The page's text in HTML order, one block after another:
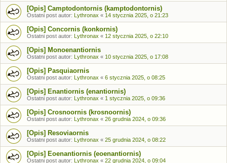
[Opis] Camptodontornis (kamptodontornis)
Ostatni post autor: Lythronax « 14 stycznia 2025, o 21:23
[Opis] Concornis (konkornis)
Ostatni post autor: Lythronax « 12 stycznia 2025, o 22:10
[Opis] Monoenantiornis
Ostatni post autor: Lythronax « 10 stycznia 2025, o 17:08
[Opis] Pasquiaornis
Ostatni post autor: Lythronax « 6 stycznia 2025, o 08:25
[Opis] Enantiornis (enantiornis)
Ostatni post autor: Lythronax « 1 stycznia 2025, o 09:36
[Opis] Crosnoornis (krosnoornis)
Ostatni post autor: Lythronax « 26 grudnia 2024, o 09:36
[Opis] Resoviaornis
Ostatni post autor: Lythronax « 25 grudnia 2024, o 08:22
[Opis] Eoenantiornis (eoenantiornis)
Ostatni post autor: Lythronax « 22 grudnia 2024, o 09:04